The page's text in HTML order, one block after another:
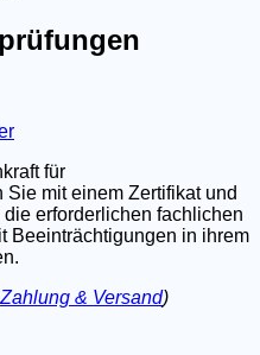
für
mit einem Zertifikat und
erforderlichen fachlichen
Beeinträchtigungen in ihrem
Zahlung & Versand)